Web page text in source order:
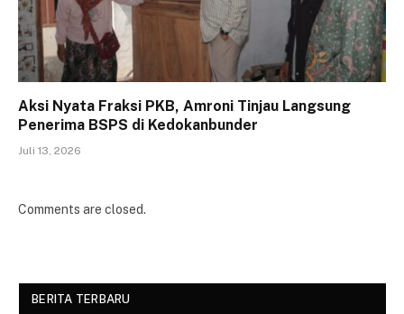
Aksi Nyata Fraksi PKB, Amroni Tinjau Langsung
Penerima BSPS di Kedokanbunder
Juli 13, 2026
Comments are closed.
BERITA TERBARU